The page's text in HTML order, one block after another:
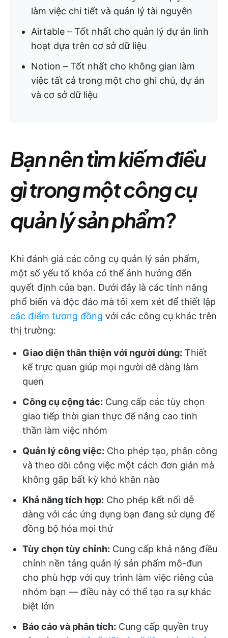
làm việc chi tiết và quản lý tài nguyên
Airtable – Tốt nhất cho quản lý dự án linh
hoạt dựa trên cơ sở dữ liệu
Notion – Tốt nhất cho không gian làm
việc tất cả trong một cho ghi chú, dự án
và cơ sở dữ liệu
Bạn nên tìm kiếm điều
gì trong một công cụ
quản lý sản phẩm?
Khi đánh giá các công cụ quản lý sản phẩm,
một số yếu tố khóa có thể ảnh hưởng đến
quyết định của bạn. Dưới đây là các tính năng
phổ biến và độc đáo mà tôi xem xét để thiết lập
các điểm tương đồng với các công cụ khác trên
thị trường:
Giao diện thân thiện với người dùng: Thiết
kế trực quan giúp mọi người dễ dàng làm
quen
Công cụ cộng tác: Cung cấp các tùy chọn
giao tiếp thời gian thực để nâng cao tinh
thần làm việc nhóm
Quản lý công việc: Cho phép tạo, phân công
và theo dõi công việc một cách đơn giản mà
không gặp bất kỳ khó khăn nào
Khả năng tích hợp: Cho phép kết nối dễ
dàng với các ứng dụng bạn đang sử dụng để
đồng bộ hóa mọi thứ
Tùy chọn tùy chỉnh: Cung cấp khả năng điều
chỉnh nền tảng quản lý sản phẩm mô-đun
cho phù hợp với quy trình làm việc riêng của
nhóm bạn — điều này có thể tạo ra sự khác
biệt lớn
Báo cáo và phân tích: Cung cấp quyền truy